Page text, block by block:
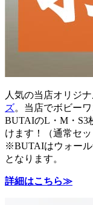
人気の当店オリジ
ズ。当店でボビー
BUTAIのL・M・S3
けます！（通常セッ
※BUTAIはウォール
となります。
詳細はこちら≫